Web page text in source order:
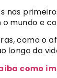
nos
mundo e
como o
longo da
como